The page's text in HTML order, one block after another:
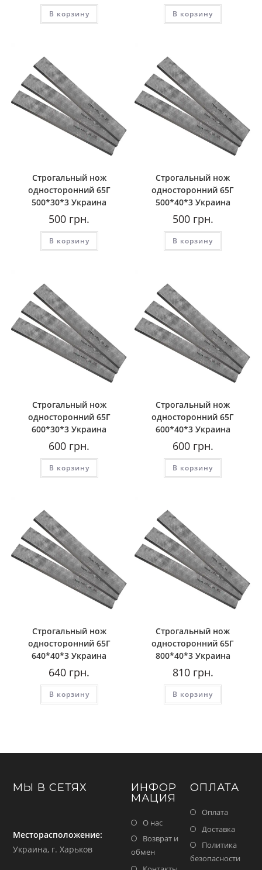
В корзину В корзину
Строгальный нож
односторонний 65Г
500*30*3 Украина
500 грн.
В корзину
Строгальный нож
односторонний 65Г
500*40*3 Украина
500грн.
В корзину
Строгальный нож
односторонний 65Г
600*30*3 Украина
600 грн.
В корзину
Строгальный нож
односторонний 65Г
600*40*3 Украина
600грн.
В корзину
Строгальный нож
односторонний 65Г
640*40*3 Украина
640 грн.
В корзину
Строгальный нож
односторонний 65Г
800*40*3 Украина
810грн.
В корзину
МЫ В СЕТЯХ
Месторасположение:
Украина, г. Харьков
ИНФОР
МАЦИЯ
О нас
Возврат и
обмен
ОПЛАТА
Оплата
Доставка
Политика
безопасности